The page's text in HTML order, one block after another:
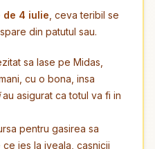
de 4 iulie , ceva teribil se
din patutul sau.
sa lase pe Midas,
cu o bona, insa
au asigurat ca totul va fi in
pentru gasirea sa
ies la iveala, casnicii